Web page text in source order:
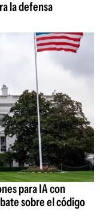
la defensa
para IA con
sobre el código